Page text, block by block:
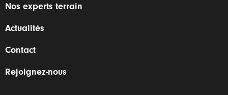
Nos experts terrain
Actualités
Contact
Rejoignez-nous